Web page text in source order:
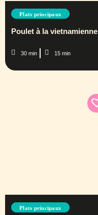
Plats principaux
Poulet à la vietnamienne
30 min 15 min
Plats principaux